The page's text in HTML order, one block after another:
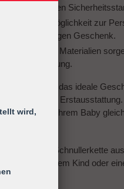
den höchsten
Mit der Möglichkeit zur
einzigartigen Geschenk.
Robuste Materialien
Reinigung.
ist das ideale
für die
und verleiht Ihrem Baby
Schnullerkette
Sie Ihrem Kind oder
wird,